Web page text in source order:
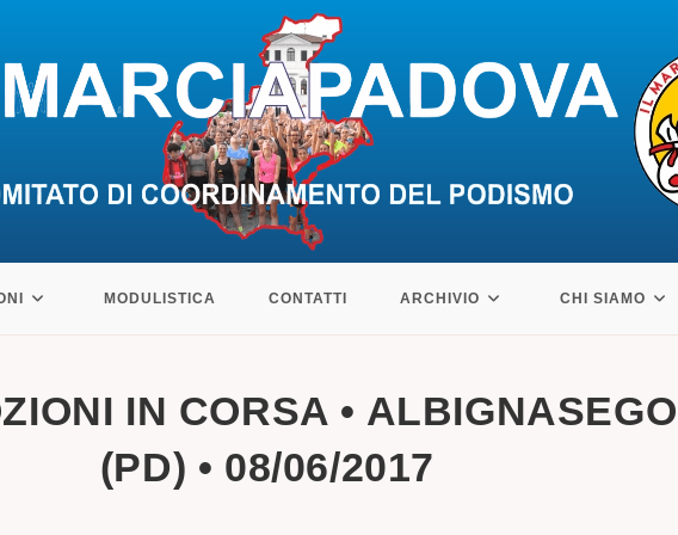
MODULISTICA CONTATTI ARCHIVIO CHI SIAMO
IN CORSA • ALBIGNASEGO
(PD) • 08/06/2017